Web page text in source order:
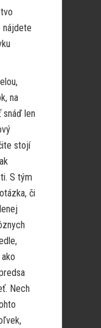
nájdete
na
len
stojí
S tým
či
Nech